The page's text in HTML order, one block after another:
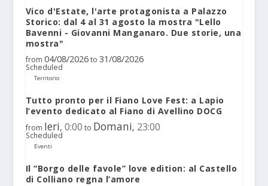
Vico d'Estate, l'arte protagonista a Palazzo
Storico: dal 4 al 31 agosto la mostra "Lello
Bavenni - Giovanni Manganaro. Due storie, una
mostra"
from 04/08/2026 to 31/08/2026
Scheduled
Territorio
Tutto pronto per il Fiano Love Fest: a Lapio
l’evento dedicato al Fiano di Avellino DOCG
from Ieri, 0:00 to Domani, 23:00
Scheduled
Eventi
Il “Borgo delle favole” love edition: al Castello
di Colliano regna l’amore